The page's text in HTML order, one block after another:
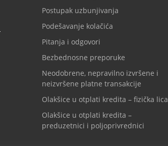
Postupak uzbunjivanja
Podešavanje kolačića
Pitanja i odgovori
Bezbednosne preporuke
Neodobrene, nepravilno izvršene i
neizvršene platne transakcije
Olakšice u otplati kredita – fizička lica
Olakšice u otplati kredita –
preduzetnici i poljoprivrednici